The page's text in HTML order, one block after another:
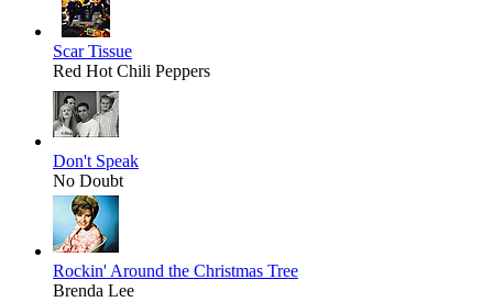
Scar Tissue
Red Hot Chili Peppers
Don't Speak
No Doubt
Rockin' Around the Christmas Tree
Brenda Lee